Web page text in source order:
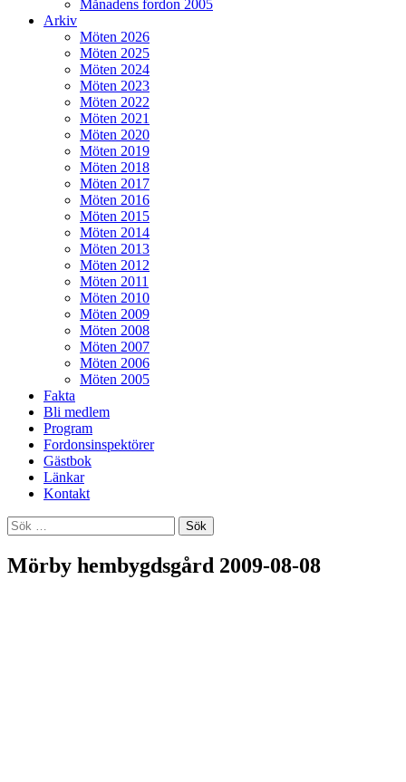
Månadens fordon 2005
Arkiv
Möten 2026
Möten 2025
Möten 2024
Möten 2023
Möten 2022
Möten 2021
Möten 2020
Möten 2019
Möten 2018
Möten 2017
Möten 2016
Möten 2015
Möten 2014
Möten 2013
Möten 2012
Möten 2011
Möten 2010
Möten 2009
Möten 2008
Möten 2007
Möten 2006
Möten 2005
Fakta
Bli medlem
Program
Fordonsinspektörer
Gästbok
Länkar
Kontakt
Sök
efter:
Mörby hembygdsgård 2009-08-08